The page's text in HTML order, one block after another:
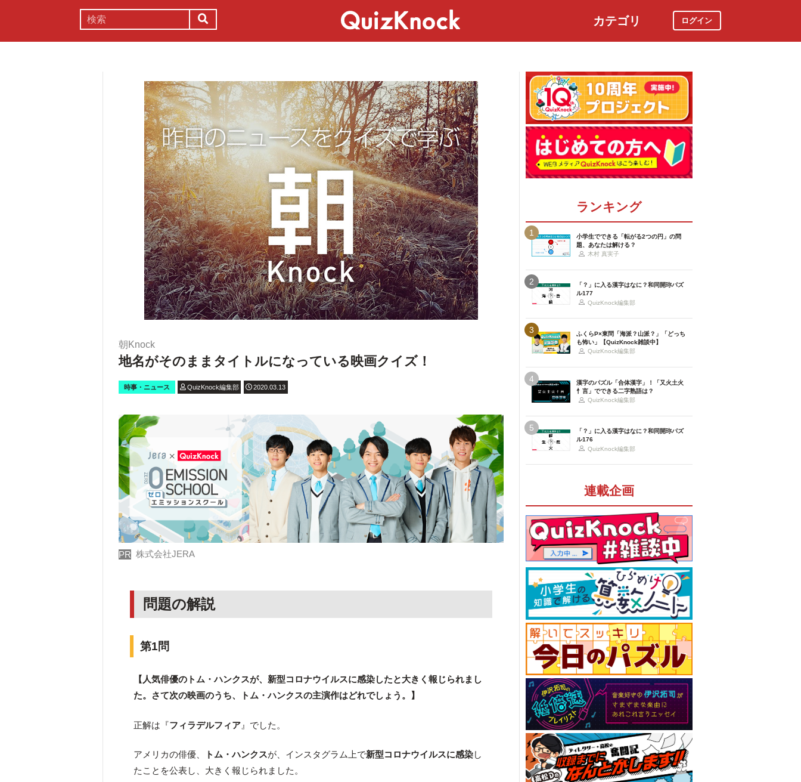
カテゴリ ログイン
朝Knock
地名がそのままタイトルになっている映画クイズ！
時事・ニュース QuizKnock編集部 2020.03.13
PR 株式会社JERA
問題の解説
第1問
【人気俳優のトム・ハンクスが、新型コロナウイルスに感染したと大きく報じられまし
た。さて次の映画のうち、トム・ハンクスの主演作はどれでしょう。】
正解は『フィラデルフィア 』でした。
アメリカの俳優、 トム・ハンクスが、インスタグラム上で新型コロナウイルスに感染し
たことを公表し、大きく報じられました。
ランキング
1
小学生でできる「転がる2つの円」の問
題、あなたは解ける？
木村 真実子
2
「？」に入る漢字はなに？和同開珎パズ
ル177
QuizKnock編集部
3
ふくらP×東問「海派？山派？」「どっち
も怖い」【QuizKnock雑談中】
QuizKnock編集部
4
漢字のパズル「合体漢字」！「又火土火
忄言」でできる二字熟語は？
QuizKnock編集部
5
「？」に入る漢字はなに？和同開珎パズ
ル176
QuizKnock編集部
連載企画